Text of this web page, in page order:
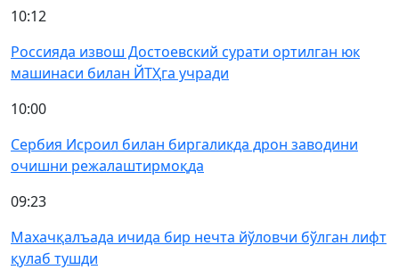
10:12
Россияда извош Достоевский сурати ортилган юк
машинаси билан ЙТҲга учради
10:00
Сербия Исроил билан биргаликда дрон заводини
очишни режалаштирмоқда
09:23
Махачқалъада ичида бир нечта йўловчи бўлган лифт
қулаб тушди